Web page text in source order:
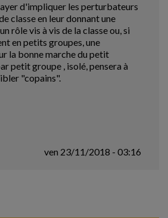
d'impliquer les perturbateurs
classe en leur donnant une
rôle vis à vis de la classe ou, si
en petits groupes, une
la bonne marche du petit
petit groupe , isolé, pensera à
"copains".
ven 23/11/2018 - 03:16